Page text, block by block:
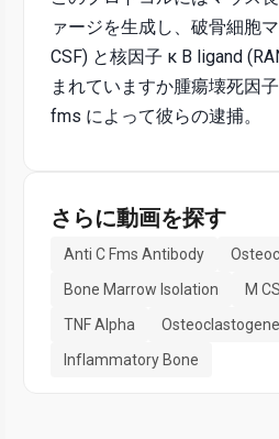
ァージを生成し、破骨細胞
CSF) と核因子 κ B ligand
まれていますか腫瘍壊死因
fms によって彼らの逮捕。
さらに動画を探す
Anti C Fms Antibody
Bone Marrow Isolation
M
TNF Alpha
Inflammatory Bone